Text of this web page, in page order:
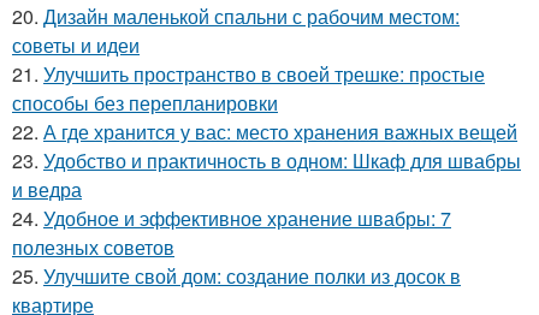
20. Дизайн маленькой спальни с рабочим местом:
советы и идеи
21. Улучшить пространство в своей трешке: простые
способы без перепланировки
22. А где хранится у вас: место хранения важных вещей
23. Удобство и практичность в одном: Шкаф для швабры
и ведра
24. Удобное и эффективное хранение швабры: 7
полезных советов
25. Улучшите свой дом: создание полки из досок в
квартире